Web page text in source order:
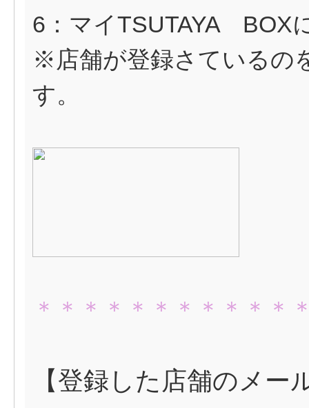
6：マイTSUTAYA BOX
※店舗が登録さているの
す。
＊＊＊＊＊＊＊＊＊＊＊
【登録した店舗のメ